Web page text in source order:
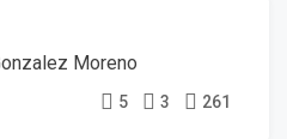
Moreno
5 3 261